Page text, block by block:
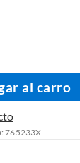
al carro
765233X